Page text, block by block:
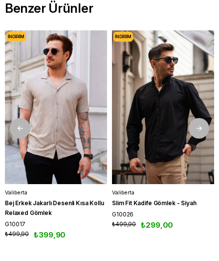
Benzer Ürünler
Valiberta
Bej Erkek Jakarlı Desenli Kısa Kollu
Relaxed Gömlek
G10017
₺399,90
₺499,90
İNDIRIM
Valiberta
Slim Fit Kadife Gömlek - Siyah
G10026
₺299,00
₺499,90
İNDIRIM